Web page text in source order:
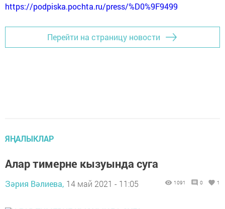
https://podpiska.pochta.ru/press/%D0%9F9499
Перейти на страницу новости
ЯҢАЛЫКЛАР
Алар тимерне кызуында суга
Зәрия Вәлиева, 14 май 2021 - 11:05 1091 0 1